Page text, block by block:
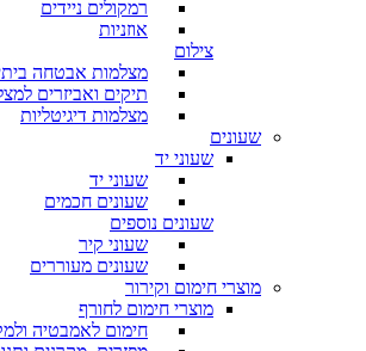
רמקולים ניידים
אוזניות
צילום
מצלמות אבטחה
תיקים ואביזרים
מצלמות דיגיטליות
שעונים
שעוני יד
שעוני יד
שעונים חכמים
שעונים נוספים
שעוני קיר
שעונים מעוררים
מוצרי חימום וקירור
מוצרי חימום לחורף
חימום לאמבטיה